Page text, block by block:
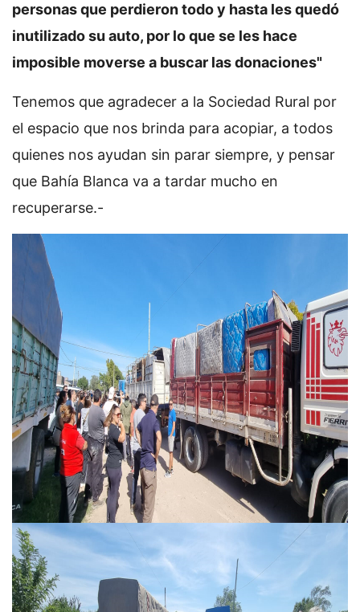
personas que perdieron todo y hasta les quedó
inutilizado su auto, por lo que se les hace
imposible moverse a buscar las donaciones"
Tenemos que agradecer a la Sociedad Rural por
el espacio que nos brinda para acopiar, a todos
quienes nos ayudan sin parar siempre, y pensar
que Bahía Blanca va a tardar mucho en
recuperarse.-